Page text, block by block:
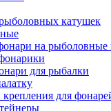
катушек
на рыболовные
для рыбалки
для